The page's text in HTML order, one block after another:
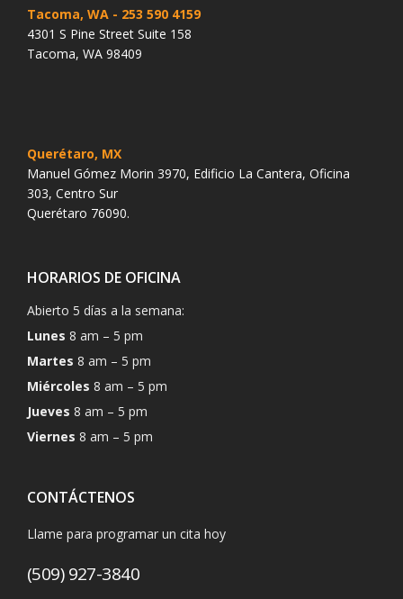
Tacoma, WA - 253 590 4159
4301 S Pine Street Suite 158
Tacoma, WA 98409
Querétaro, MX
Manuel Gómez Morin 3970, Edificio La Cantera, Oficina
303, Centro Sur
Querétaro 76090.
HORARIOS DE OFICINA
Abierto 5 días a la semana:
Lunes 8 am – 5 pm
Martes 8 am – 5 pm
Miércoles 8 am – 5 pm
Jueves 8 am – 5 pm
Viernes 8 am – 5 pm
CONTÁCTENOS
Llame para programar un cita hoy
(509) 927-3840